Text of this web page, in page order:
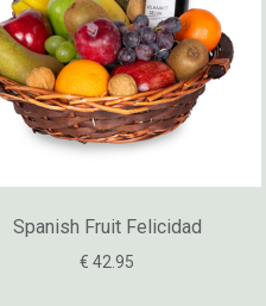
Spanish Fruit Felicidad
€ 42.95